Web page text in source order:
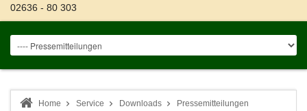
02636 - 80 303
Home Service Downloads
Pressemitteilungen